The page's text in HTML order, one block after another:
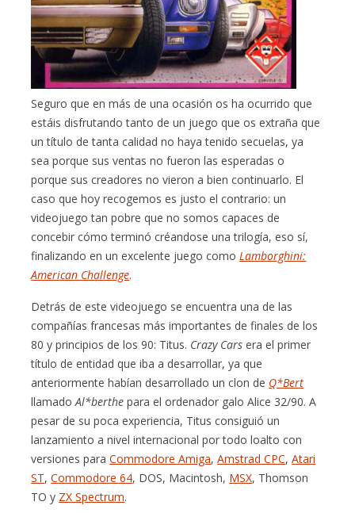
Seguro que en más de una ocasión os ha ocurrido que
estáis disfrutando tanto de un juego que os extraña que
un título de tanta calidad no haya tenido secuelas, ya
sea porque sus ventas no fueron las esperadas o
porque sus creadores no vieron a bien continuarlo. El
caso que hoy recogemos es justo el contrario: un
videojuego tan pobre que no somos capaces de
concebir cómo terminó créandose una trilogía, eso sí,
finalizando en un excelente juego comoLamborghini:
American Challenge.
Detrás de este videojuego se encuentra una de las
compañías francesas más importantes de finales de los
80 y principios de los 90: Titus. Crazy Cars era el primer
título de entidad que iba a desarrollar, ya que
anteriormente habían desarrollado un clon de Q*Bert
llamadoAl*berthe para el ordenador galo Alice 32/90. A
pesar de su poca experiencia, Titus consiguió un
lanzamiento a nivel internacional por todo loalto con
versiones paraCommodore Amiga,Amstrad CPC,Atari
ST,Commodore 64, DOS, Macintosh, MSX, Thomson
TO y ZX Spectrum.